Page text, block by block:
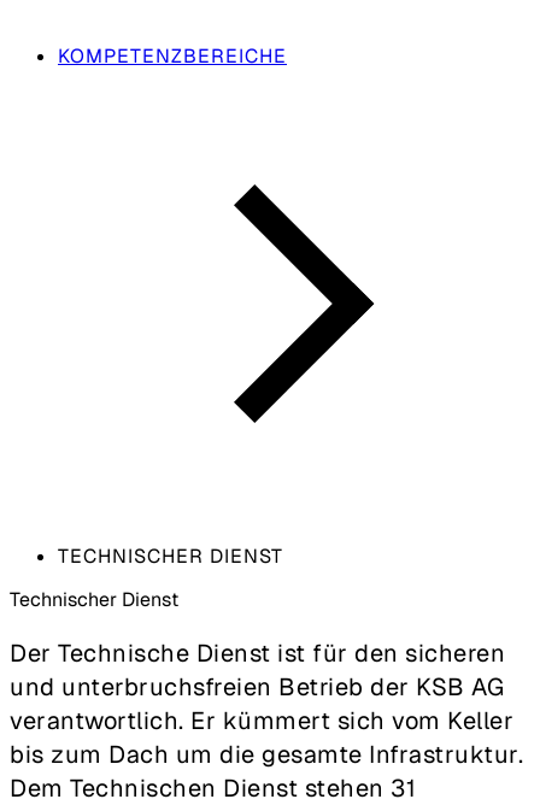
KOMPETENZBEREICHE
TECHNISCHER DIENST
Technischer Dienst
Der Technische Dienst ist für den sicheren
und unterbruchsfreien Betrieb der KSB AG
verantwortlich. Er kümmert sich vom Keller
bis zum Dach um die gesamte Infrastruktur.
Dem Technischen Dienst stehen 31